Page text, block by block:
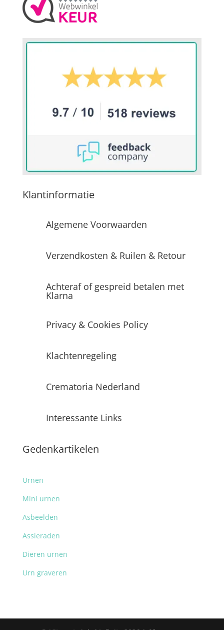
Klantinformatie
Algemene Voorwaarden
Verzendkosten & Ruilen & Retour
Achteraf of gespreid betalen met
Klarna
Privacy & Cookies Policy
Klachtenregeling
Crematoria Nederland
Interessante Links
Gedenkartikelen
Urnen
Mini urnen
Asbeelden
Assieraden
Dieren urnen
Urn graveren